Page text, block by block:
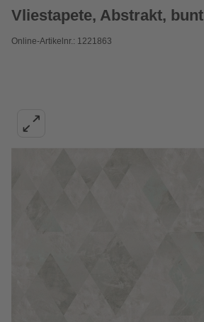
Vliestapete, Abstrakt, bunt
Online-Artikelnr.: 1221863